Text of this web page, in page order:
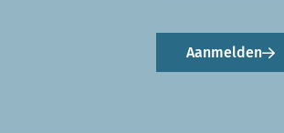
Aanmelden